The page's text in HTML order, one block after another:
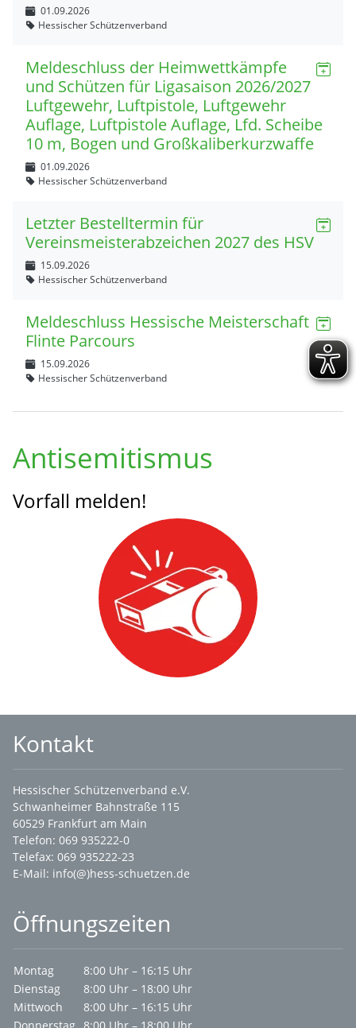
01.09.2026
Hessischer Schützenverband
Meldeschluss der Heimwettkämpfe
und Schützen für Ligasaison 2026/2027
Luftgewehr, Luftpistole, Luftgewehr
Auflage, Luftpistole Auflage, Lfd. Scheibe
10 m, Bogen und Großkaliberkurzwaffe
01.09.2026
Hessischer Schützenverband
Letzter Bestelltermin für
Vereinsmeisterabzeichen 2027 des HSV
15.09.2026
Hessischer Schützenverband
Meldeschluss Hessische Meisterschaft
Flinte Parcours
15.09.2026
Hessischer Schützenverband
Antisemitismus
Vorfall melden!
Kontakt
Hessischer Schützenverband e.V.
Schwanheimer Bahnstraße 115
60529 Frankfurt am Main
Telefon: 069 935222-0
Telefax: 069 935222-23
E-Mail: info(@)hess-schuetzen.de
Öffnungszeiten
Montag
8:00 Uhr – 16:15 Uhr
Dienstag
8:00 Uhr – 18:00 Uhr
Mittwoch
8:00 Uhr – 16:15 Uhr